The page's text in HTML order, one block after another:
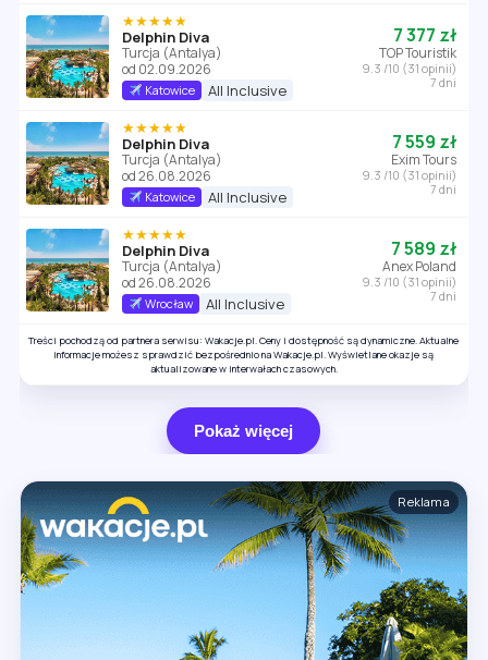
★★★★★
Delphin Diva
Turcja (Antalya)
od 02.09.2026
Katowice All Inclusive
7 377 zł
TOP Touristik
9.3 /10 (31 opinii)
7 dni
★★★★★
Delphin Diva
Turcja (Antalya)
od 26.08.2026
Katowice All Inclusive
7 559 zł
Exim Tours
9.3 /10 (31 opinii)
7 dni
★★★★★
Delphin Diva
Turcja (Antalya)
od 26.08.2026
Wrocław All Inclusive
7 589 zł
Anex Poland
9.3 /10 (31 opinii)
7 dni
Treści pochodzą od partnera serwisu: Wakacje.pl. Ceny i dostępność są dynamiczne. Aktualne
informacje możesz sprawdzić bezpośrednio na Wakacje.pl. Wyświetlane okazje są
aktualizowane w interwałach czasowych.
Pokaż więcej
Reklama